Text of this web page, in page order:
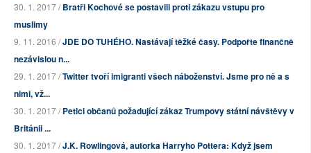
30. 1. 2017 /Bratři Kochové se postavili proti zákazu vstupu pro
muslimy
9. 11. 2016 /JDE DO TUHÉHO. Nastávají těžké časy. Podpořte finančně
nezávislou n...
29. 1. 2017 /Twitter tvoří imigranti všech náboženství. Jsme pro ně a s
nimi, vž...
30. 1. 2017 /Petici občanů požadující zákaz Trumpovy státní návštěvy v
Británii ...
30. 1. 2017 /J.K. Rowlingová, autorka Harryho Pottera: Když jsem